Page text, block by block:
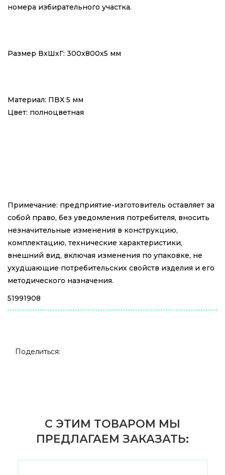
номера избирательного участка.
Размер ВxШxГ: 300x800x5 мм
Материал: ПВХ 5 мм
Цвет: полноцветная
Примечание: предприятие-изготовитель оставляет за
собой право, без уведомления потребителя, вносить
незначительные изменения в конструкцию,
комплектацию, технические характеристики,
внешний вид, включая изменения по упаковке, не
ухудшающие потребительских свойств изделия и его
методического назначения.
51991908
Поделиться:
С ЭТИМ ТОВАРОМ МЫ
ПРЕДЛАГАЕМ ЗАКАЗАТЬ: